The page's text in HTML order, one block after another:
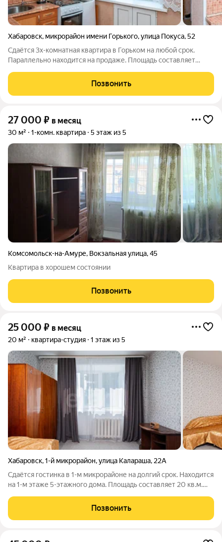
Хабаровск, микрорайон имени Горького,улица Покуса,52
Сдаётся 3х-комнатная квартира в Горьком на любой срок.
Параллельно находится на продаже. Площадь составляет
Частично укомплектована. Есть необходимая бытовая техника
и мебель. Требования к
Позвонить
27 000 ₽ в месяц
30 м² 1-комн. квартира 5 этаж из 5
Комсомольск-на-Амуре, Вокзальная улица,45
Квартира в хорошем состоянии
Позвонить
25 000 ₽ в месяц
20 м² квартира-студия 1 этаж из 5
Хабаровск,1-й микрорайон,улица Калараша, 22А
Сдаётся гостинка в 1-м микрорайоне на долгий срок. Находится
на 1-м этаже 5-этажного дома. Площадь составляет 20 кв.м.
холодильник, стиральная машина, вытяжка. Требования к
арендаторам: без животных,
Позвонить